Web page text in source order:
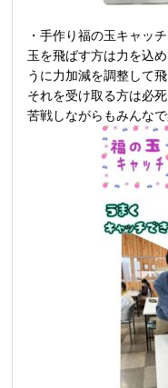
・手作り福の玉キャッチ
玉を飛ばす方は力を込
うに力加減を調整して飛
それを受け取る方は必
苦戦しながらもみんな